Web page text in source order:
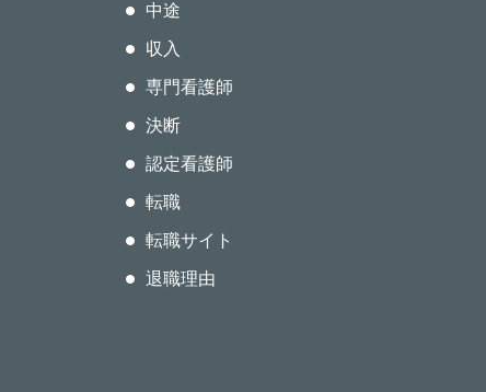
中途
収入
専門看護師
決断
認定看護師
転職
転職サイト
退職理由